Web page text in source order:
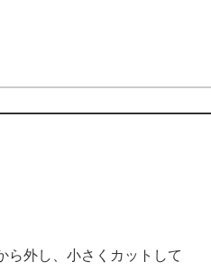
外し、小さくカットして